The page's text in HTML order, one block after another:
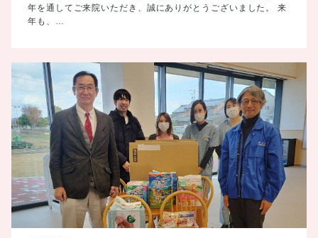
年を通してご来院いただき、誠にありがとうございました。 来
年も、…